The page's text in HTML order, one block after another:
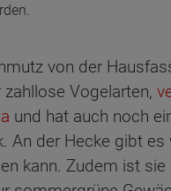
von der
Vogelarten,
und hat auch noch
An der Hecke gibt
kann. Zudem ist sie